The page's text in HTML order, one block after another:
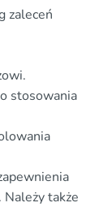
zaleceń
stosowania
także